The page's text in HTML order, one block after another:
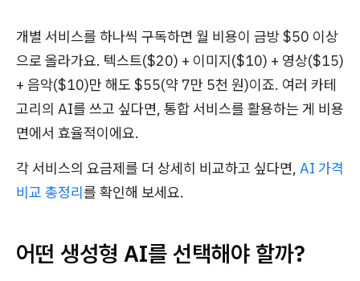
개별 서비스를 하나씩 구독하면 월 비용이 금방 $50 이상
으로 올라가요. 텍스트($20) + 이미지($10) + 영상($15)
+ 음악($10)만 해도 $55(약 7만 5천 원)이죠. 여러 카테
고리의 AI를 쓰고 싶다면, 통합 서비스를 활용하는 게 비용
면에서 효율적이에요.
각 서비스의 요금제를 더 상세히 비교하고 싶다면, AI 가격
비교 총정리를 확인해 보세요.
어떤 생성형 AI를 선택해야 할까?